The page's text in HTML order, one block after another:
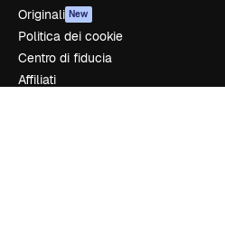
Originali New
Politica dei cookie
Centro di fiducia
Affiliati